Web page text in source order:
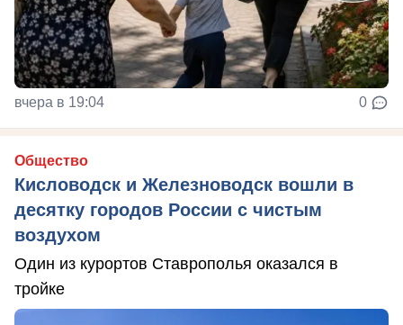
вчера в 19:04 0
Общество
Кисловодск и Железноводск вошли в
десятку городов России с чистым
воздухом
Один из курортов Ставрополья оказался в
тройке